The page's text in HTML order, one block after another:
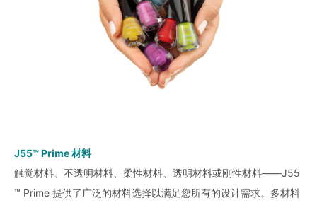
J55™ Prime 材料
触觉材料、不透明材料、柔性材料、透明材料或刚性材料——J55
™ Prime 提供了广泛的材料选择以满足您所有的设计需求。多材料